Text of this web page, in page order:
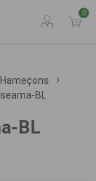
0
Hameçons
BL
BL